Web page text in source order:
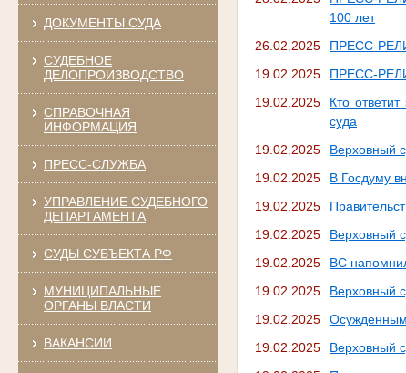
ДОКУМЕНТЫ СУДА
СУДЕБНОЕ
ДЕЛОПРОИЗВОДСТВО
СПРАВОЧНАЯ
ИНФОРМАЦИЯ
ПРЕСС-СЛУЖБА
УПРАВЛЕНИЕ СУДЕБНОГО
ДЕПАРТАМЕНТА
СУДЫ СУБЪЕКТА РФ
МУНИЦИПАЛЬНЫЕ
ОРГАНЫ ВЛАСТИ
ВАКАНСИИ
100 лет
26.02.2025
ПРЕСС-
19.02.2025
ПРЕСС-
19.02.2025
Кто
суда
19.02.2025
Верховный
19.02.2025
В Госдуму
19.02.2025
19.02.2025
Верховный
19.02.2025
ВС
19.02.2025
Верховный
19.02.2025
19.02.2025
Верховный